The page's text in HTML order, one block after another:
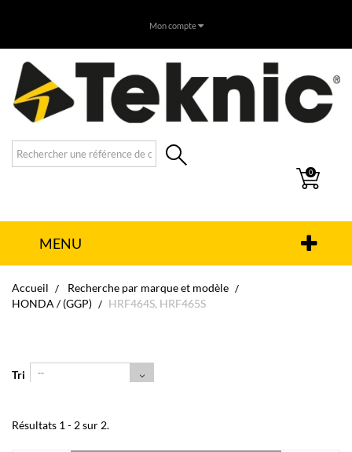
Mon compte
0
MENU
Accueil
Recherche par marque et modèle
HONDA / (GGP)
HRF464S, HRF465S
Tri --
Résultats 1 - 2 sur 2.